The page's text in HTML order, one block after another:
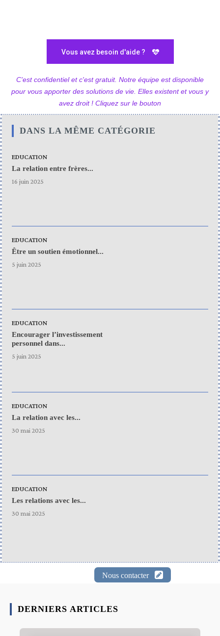
Vous avez besoin d'aide ?
C'est confidentiel et c'est gratuit. Notre équipe est disponible
pour vous apporter des solutions de vie. Elles existent et vous y
avez droit ! Cliquez sur le bouton
DANS LA MÊME CATÉGORIE
EDUCATION
La relation entre frères...
16 juin 2025
EDUCATION
Être un soutien émotionnel...
5 juin 2025
EDUCATION
Encourager l’investissement
personnel dans...
5 juin 2025
EDUCATION
La relation avec les...
30 mai 2025
EDUCATION
Les relations avec les...
30 mai 2025
Nous contacter
DERNIERS ARTICLES